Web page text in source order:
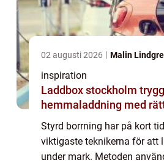
02 augusti 2026 Malin
inspiration
Laddbox stockholm trygg
hemmaladdning med
Styrd borrning har på kort
viktigaste teknikerna för att
under mark. Metoden